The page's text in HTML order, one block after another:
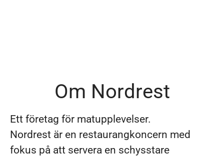
Om Nordrest
Ett företag för matupplevelser.
Nordrest är en restaurangkoncern med
fokus på att servera en schysstare